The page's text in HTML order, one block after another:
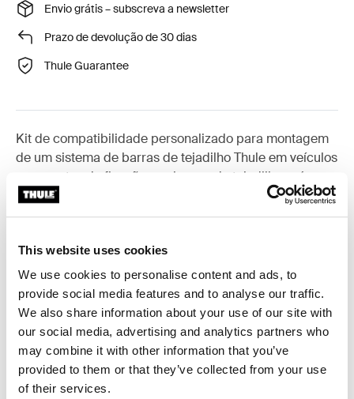
This website uses cookies
We use cookies to personalise content and ads, to
provide social media features and to analyse our traffic.
We also share information about your use of our site with
our social media, advertising and analytics partners who
may combine it with other information that you’ve
provided to them or that they’ve collected from your use
of their services.
Envio grátis – subscreva a newsletter
Prazo de devolução de 30 dias
Thule Guarantee
Kit de compatibilidade personalizado para montagem
de um sistema de barras de tejadilho Thule em veículos
sem pontos de fixação nas barras de tejadilho pré-
existentes ou com barras de tejadilho de origem.
Toggle features
Todas as características
Toggle techspec
Especificações técnicas
Toggle guides and instructions
Instruções